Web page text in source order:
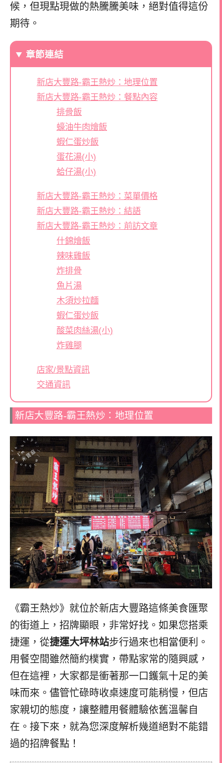
候，但現點現做的熱騰騰美味，絕對值得這份
期待。
章節連結
新店大豐路-霸王熱炒：地理位置
新店大豐路-霸王熱炒：餐點內容
排骨飯
蠔油牛肉燴飯
蝦仁蛋炒飯
蛋花湯(小)
蛤仔湯(小)
新店大豐路-霸王熱炒：菜單價格
新店大豐路-霸王熱炒：結語
新店大豐路-霸王熱炒：前訪文章
什錦燴飯
辣味雞飯
炸排骨
魚片湯
木須炒拉麵
蝦仁蛋炒飯
酸菜肉絲湯(小)
炸雞腿
店家/景點資訊
交通資訊
新店大豐路-霸王熱炒：地理位置
《霸王熱炒》就位於新店大豐路這條美食匯聚
的街道上，招牌顯眼，非常好找。如果您搭乘
捷運，從捷運大坪林站步行過來也相當便利。
用餐空間雖然簡約樸實，帶點家常的隨興感，
但在這裡，大家都是衝著那一口鑊氣十足的美
味而來。儘管忙碌時收桌速度可能稍慢，但店
家親切的態度，讓整體用餐體驗依舊溫馨自
在。接下來，就為您深度解析幾道絕對不能錯
過的招牌餐點！